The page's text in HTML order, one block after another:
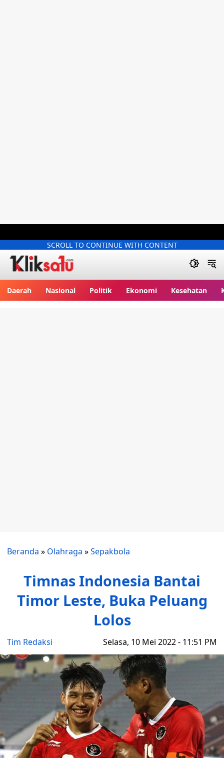
SCROLL TO CONTINUE WITH CONTENT
Daerah Nasional Politik Ekonomi Kesehatan
Beranda » Olahraga »Sepakbola
Timnas Indonesia Bantai
Timor Leste, Buka Peluang
Lolos
Tim Redaksi Selasa, 10 Mei 2022 - 11:51 PM